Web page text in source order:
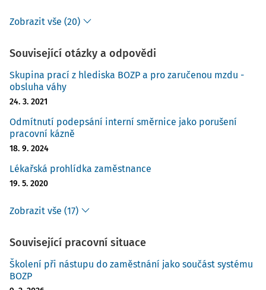
Zobrazit vše (20)
Související otázky a odpovědi
Skupina prací z hlediska BOZP a pro zaručenou mzdu -
obsluha váhy
24. 3. 2021
Odmítnutí podepsání interní směrnice jako porušení
pracovní kázně
18. 9. 2024
Lékařská prohlídka zaměstnance
19. 5. 2020
Zobrazit vše (17)
Související pracovní situace
Školení při nástupu do zaměstnání jako součást systému
BOZP